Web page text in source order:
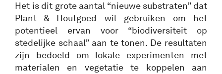
Het is dit grote aantal “nieuwe substraten” dat
Plant & Houtgoed wil gebruiken om het
potentieel ervan voor “biodiversiteit op
stedelijke schaal” aan te tonen. De resultaten
zijn bedoeld om lokale experimenten met
materialen en vegetatie te koppelen aan